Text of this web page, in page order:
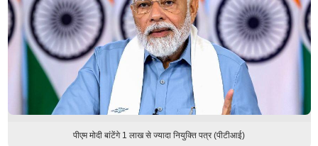
पीएम मोदी बांटेंगे 1 लाख से ज्यादा नियुक्ति पत्र (पीटीआई)